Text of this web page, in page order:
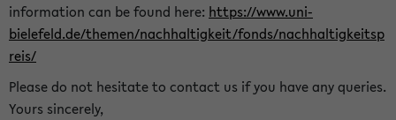
information can be found here: https://www.uni-
bielefeld.de/themen/nachhaltigkeit/fonds/nachhaltigkeitsp
reis/
Please do not hesitate to contact us if you have any queries.
Yours sincerely,